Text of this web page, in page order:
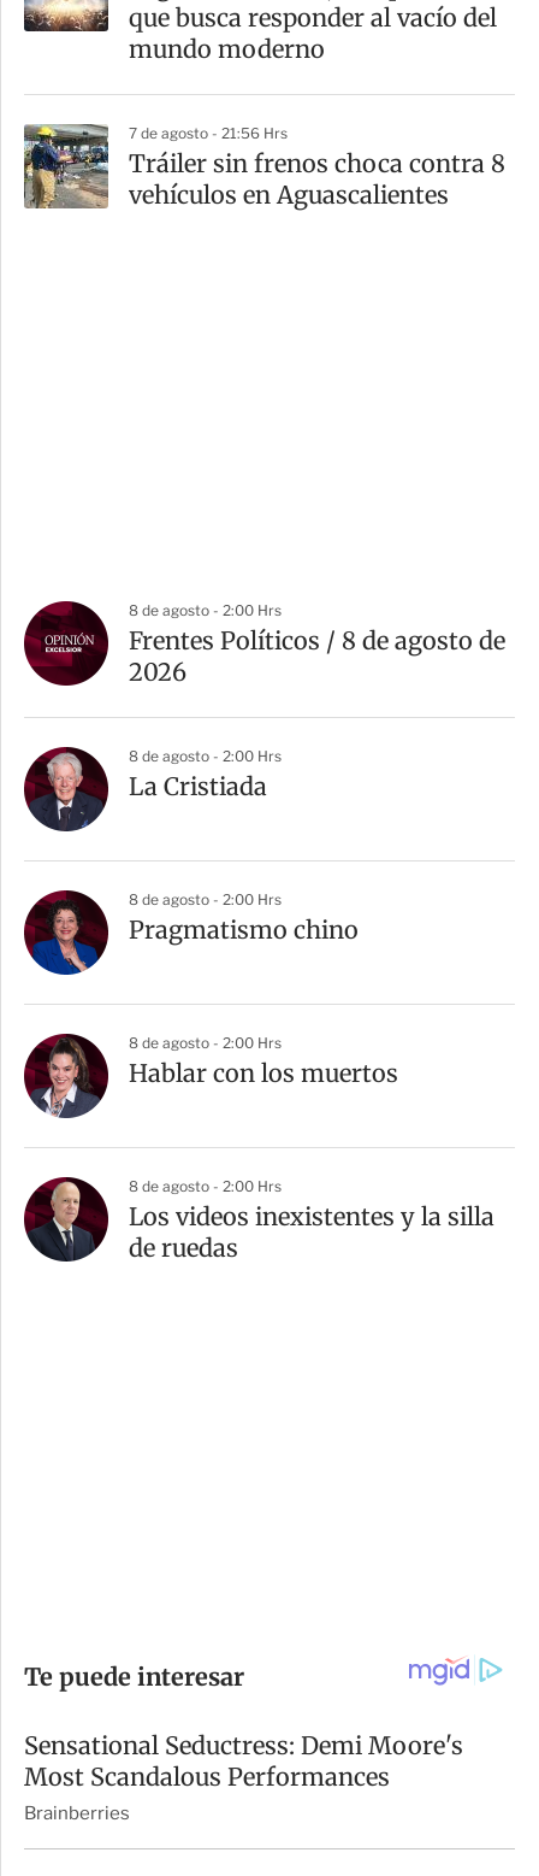
que busca responder al vacío del
mundo moderno
7 de agosto - 21:56 Hrs
Tráiler sin frenos choca contra 8
vehículos en Aguascalientes
8 de agosto - 2:00 Hrs
Frentes Políticos / 8 de agosto de
2026
8 de agosto - 2:00 Hrs
La Cristiada
8 de agosto - 2:00 Hrs
Pragmatismo chino
8 de agosto - 2:00 Hrs
Hablar con los muertos
8 de agosto - 2:00 Hrs
Los videos inexistentes y la silla
de ruedas